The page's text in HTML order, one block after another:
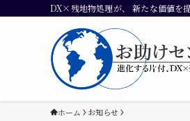
DX×残地物処理が、 新たな価値を提
ホーム お知らせ